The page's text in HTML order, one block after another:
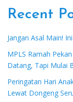
Recent
Jangan Asal Main!
MPLS Ramah
Datang, Tapi Mulai
Peringatan Hari
Lewat Dongeng